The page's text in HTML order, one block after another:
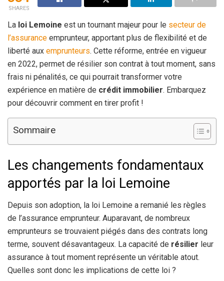
SHARES
La loi Lemoine est un tournant majeur pour le secteur de
l’assurance emprunteur, apportant plus de flexibilité et de
liberté aux emprunteurs. Cette réforme, entrée en vigueur
en 2022, permet de résilier son contrat à tout moment, sans
frais ni pénalités, ce qui pourrait transformer votre
expérience en matière de crédit immobilier. Embarquez
pour découvrir comment en tirer profit !
Sommaire
Les changements fondamentaux
apportés par la loi Lemoine
Depuis son adoption, la loi Lemoine a remanié les règles
de l’assurance emprunteur. Auparavant, de nombreux
emprunteurs se trouvaient piégés dans des contrats long
terme, souvent désavantageux. La capacité de résilier leur
assurance à tout moment représente un véritable atout.
Quelles sont donc les implications de cette loi ?